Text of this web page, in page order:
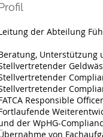
der Abteilung
Unterstützung
Responsible Officer
der WpHG-
von